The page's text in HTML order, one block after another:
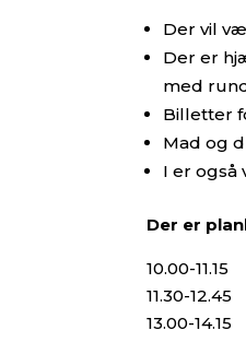
Der vil
Der er
med
Billetter
Mad og
I er også
Der er
10.00-11.15
11.30-12.45
13.00-14.15